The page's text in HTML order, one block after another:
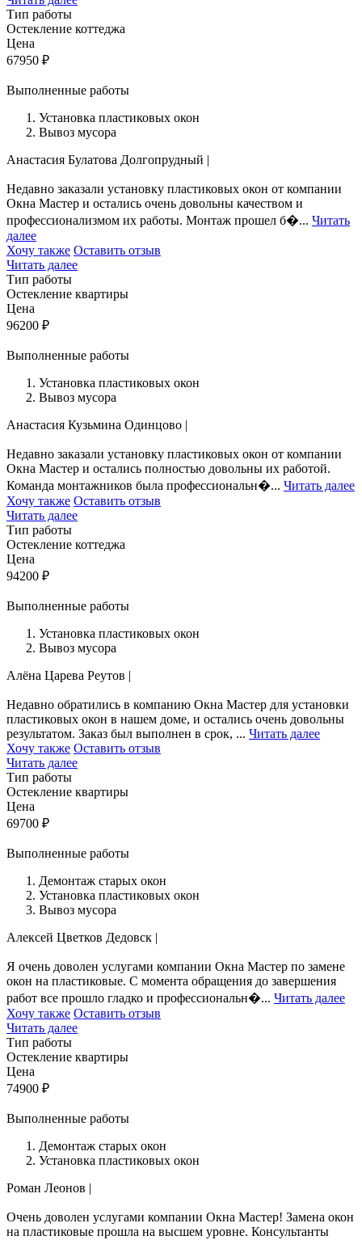
Тип работы
Остекление коттеджа
Цена
67950 ₽
Выполненные работы
Установка пластиковых окон
Вывоз мусора
Анастасия Булатова Долгопрудный |
Недавно заказали установку пластиковых окон от компании
Окна Мастер и остались очень довольны качеством и
профессионализмом их работы. Монтаж прошел б�... Читать
далее
Хочу также Оставить отзыв
Читать далее
Тип работы
Остекление квартиры
Цена
96200 ₽
Выполненные работы
Установка пластиковых окон
Вывоз мусора
Анастасия Кузьмина Одинцово |
Недавно заказали установку пластиковых окон от компании
Окна Мастер и остались полностью довольны их работой.
Команда монтажников была профессиональн�... Читать далее
Хочу также Оставить отзыв
Читать далее
Тип работы
Остекление коттеджа
Цена
94200 ₽
Выполненные работы
Установка пластиковых окон
Вывоз мусора
Алёна Царева Реутов |
Недавно обратились в компанию Окна Мастер для установки
пластиковых окон в нашем доме, и остались очень довольны
результатом. Заказ был выполнен в срок, ... Читать далее
Хочу также Оставить отзыв
Читать далее
Тип работы
Остекление квартиры
Цена
69700 ₽
Выполненные работы
Демонтаж старых окон
Установка пластиковых окон
Вывоз мусора
Алексей Цветков Дедовск |
Я очень доволен услугами компании Окна Мастер по замене
окон на пластиковые. С момента обращения до завершения
работ все прошло гладко и профессиональн�... Читать далее
Хочу также Оставить отзыв
Читать далее
Тип работы
Остекление квартиры
Цена
74900 ₽
Выполненные работы
Демонтаж старых окон
Установка пластиковых окон
Роман Леонов |
Очень доволен услугами компании Окна Мастер! Замена окон
на пластиковые прошла на высшем уровне. Консультанты